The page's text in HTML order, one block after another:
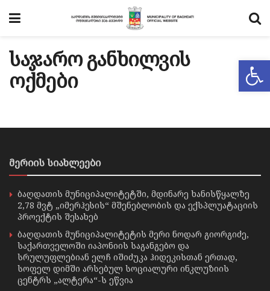
საჯარო განხილვის
ოქმები
მერიის სიახლეები
ბაღდათის მუნიციპალიტეტში, მდინარე ხანისწყალზე
2,78 მვტ „იმერჰესის“ მშენებლობის და ექსპლუატაციის
პროექტის შესახებ
ბაღდათის მუნიციპალიტეტის მერი ნოდარ გიორგიძე,
საქართველოში იაპონიის საგანგებო და
სრულუფლებიან ელჩ იშიძუკა ჰიდეკისთან ერთად,
სოფელ დიმში არსებულ სოციალური ინკლუზიის
ცენტრს „ალტერა“-ს ეწვია